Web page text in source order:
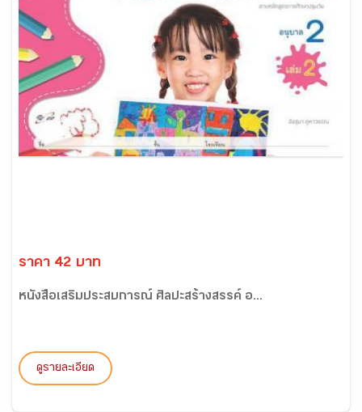
ราคา 42 บาท
หนังสือเสริมประสบการณ์ ศิลปะสร้างสรรค์ อ...
ดูรายละเอียด